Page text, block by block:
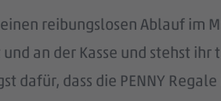
reibungslosen Ablauf im
an der Kasse und stehst
dafür, dass die PENNY